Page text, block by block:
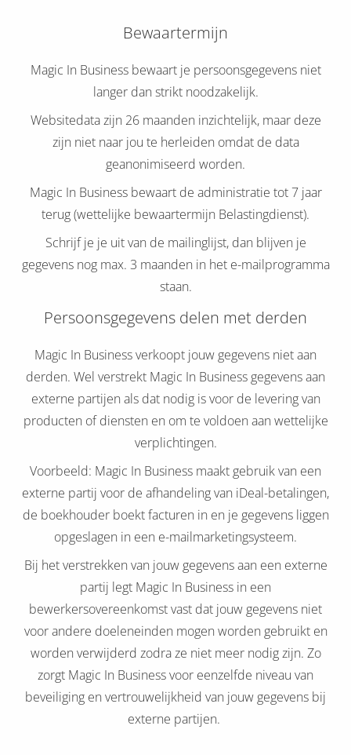
Bewaartermijn
Magic In Business bewaart je persoonsgegevens niet
langer dan strikt noodzakelijk.
Websitedata zijn 26 maanden inzichtelijk, maar deze
zijn niet naar jou te herleiden omdat de data
geanonimiseerd worden.
Magic In Business bewaart de administratie tot 7 jaar
terug (wettelijke bewaartermijn Belastingdienst).
Schrijf je je uit van de mailinglijst, dan blijven je
gegevens nog max. 3 maanden in het e-mailprogramma
staan.
Persoonsgegevens delen met derden
Magic In Business verkoopt jouw gegevens niet aan
derden. Wel verstrekt Magic In Business gegevens aan
externe partijen als dat nodig is voor de levering van
producten of diensten en om te voldoen aan wettelijke
verplichtingen.
Voorbeeld: Magic In Business maakt gebruik van een
externe partij voor de afhandeling van iDeal-betalingen,
de boekhouder boekt facturen in en je gegevens liggen
opgeslagen in een e-mailmarketingsysteem.
Bij het verstrekken van jouw gegevens aan een externe
partij legt Magic In Business in een
bewerkersovereenkomst vast dat jouw gegevens niet
voor andere doeleneinden mogen worden gebruikt en
worden verwijderd zodra ze niet meer nodig zijn. Zo
zorgt Magic In Business voor eenzelfde niveau van
beveiliging en vertrouwelijkheid van jouw gegevens bij
externe partijen.